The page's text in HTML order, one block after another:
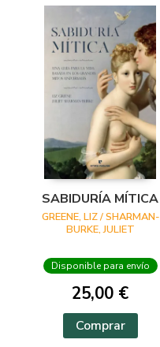
SABIDURÍA MÍTICA
GREENE, LIZ / SHARMAN-
BURKE, JULIET
Disponible para envío
25,00 €
Comprar